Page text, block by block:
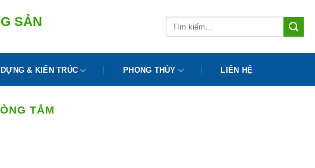
SẢN
& KIẾN TRÚC PHONG THỦY LIÊN HỆ
TẮM